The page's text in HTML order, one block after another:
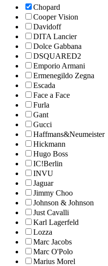
Chopard
Cooper Vision
Davidoff
DITA Lancier
Dolce Gabbana
DSQUARED2
Emporio Armani
Ermenegildo Zegna
Escada
Face a Face
Furla
Gant
Gucci
Haffmans&Neumeister
Hickmann
Hugo Boss
IC!Berlin
INVU
Jaguar
Jimmy Choo
Johnson & Johnson
Just Cavalli
Karl Lagerfeld
Lozza
Marc Jacobs
Marc O'Polo
Marius Morel